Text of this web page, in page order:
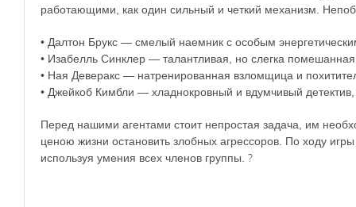
работающими, как один сильный и четкий механизм.
• Далтон Брукс — смелый наемник с особым
• Изабелль Синклер — талантливая, но слегка
• Ная Деверакс — натренированная взломщица и
• Джейкоб Кимбли — хладнокровный и вдумчивый
Перед нашими агентами стоит непростая задача, им
ценою жизни остановить злобных агрессоров. По ходу
используя умения всех членов группы. ?